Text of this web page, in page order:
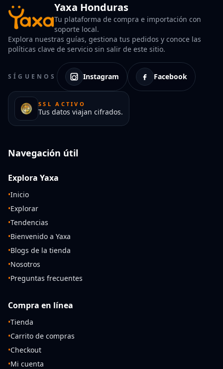
Yaxa Honduras
Tu plataforma de compra e importación con
soporte local.
Explora nuestras guías, gestiona tus pedidos y conoce las
políticas clave de servicio sin salir de este sitio.
SÍGUENOS Instagram Facebook
SSL ACTIVO
Tus datos viajan cifrados.
Navegación útil
Explora Yaxa
•Inicio
•Explorar
•Tendencias
•Bienvenido a Yaxa
•Blogs de la tienda
•Nosotros
•Preguntas frecuentes
Compra en línea
•Tienda
•Carrito de compras
•Checkout
•Mi cuenta